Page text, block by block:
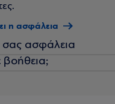
η ασφάλεια
σας ασφάλεια
βοήθεια;